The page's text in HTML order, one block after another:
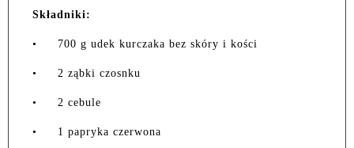
Składniki:
• 700 g udek kurczaka bez skóry i kości
• 2 ząbki czosnku
• 2 cebule
• 1 papryka czerwona